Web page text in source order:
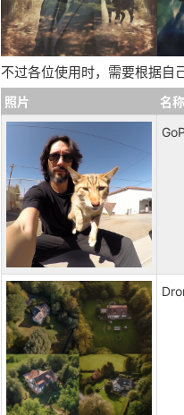
不过各位使用时，需要根据自
照片 名称